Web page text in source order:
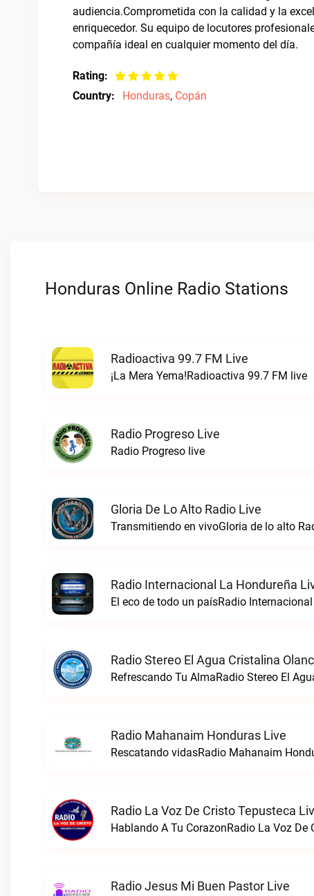
audiencia.Comprometida con la calidad y la
enriquecedor. Su equipo de locutores
compañía ideal en cualquier momento del día.
Rating:
Country:
Honduras, Copán
Honduras Online Radio Stations
Radioactiva 99.7 FM Live
¡La Mera Yema!Radioactiva 99.7 FM live
Radio Progreso Live
Radio Progreso live
Gloria De Lo Alto Radio Live
Transmitiendo en vivoGloria de lo alto
Radio Internacional La Hondureña
El eco de todo un paísRadio
Radio Stereo El Agua Cristalina
Refrescando Tu AlmaRadio Stereo El
Radio Mahanaim Honduras Live
Rescatando vidasRadio Mahanaim
Radio La Voz De Cristo Tepusteca
Hablando A Tu CorazonRadio La Voz De
Radio Jesus Mi Buen Pastor Live